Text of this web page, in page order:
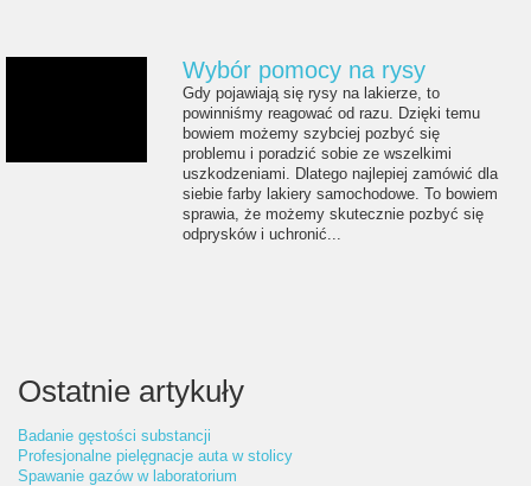
Wybór pomocy na rysy
Gdy pojawiają się rysy na lakierze, to
powinniśmy reagować od razu. Dzięki temu
bowiem możemy szybciej pozbyć się
problemu i poradzić sobie ze wszelkimi
uszkodzeniami. Dlatego najlepiej zamówić dla
siebie farby lakiery samochodowe. To bowiem
sprawia, że możemy skutecznie pozbyć się
odprysków i uchronić...
Ostatnie artykuły
Badanie gęstości substancji
Profesjonalne pielęgnacje auta w stolicy
Spawanie gazów w laboratorium